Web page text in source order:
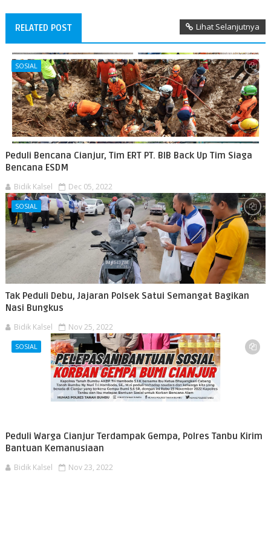
RELATED POST Lihat Selanjutnya
SOSIAL
Peduli Bencana Cianjur, Tim ERT PT. BIB Back Up Tim Siaga
Bencana ESDM
Bidik Kalsel Dec 05, 2022
SOSIAL
Tak Peduli Debu, Jajaran Polsek Satui Semangat Bagikan
Nasi Bungkus
Bidik Kalsel Nov 25, 2022
SOSIAL
Peduli Warga Cianjur Terdampak Gempa, Polres Tanbu Kirim
Bantuan Kemanusiaan
Bidik Kalsel Nov 23, 2022